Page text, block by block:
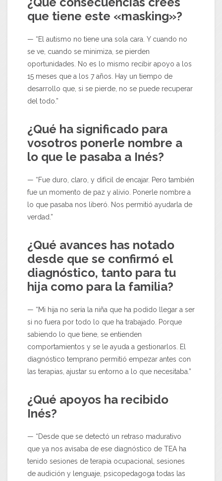
que tiene este «masking»?
— “El autismo no tiene una sola cara. Y cuando no
se ve, cuando se minimiza, se pierden
oportunidades. No es lo mismo recibir apoyo a los
15 meses que a los 7 años. Hay un tiempo de
desarrollo que, si se pierde, no se puede recuperar
del todo.”
¿Qué ha significado para
vosotros ponerle nombre a
lo que le pasaba a Inés?
— “Fue duro, claro, y difícil de encajar. Pero también
fue un momento de paz y alivio. Ponerle nombre a
lo que pasaba nos liberó. Nos permitió ayudarla de
verdad.”
¿Qué avances has notado
desde que se confirmó el
diagnóstico, tanto para tu
hija como para la familia?
— “Mi hija no sería la niña que ha podido llegar a ser
si no fuera por todo lo que ha trabajado. Porque
sabiendo lo que tiene, se entienden
comportamientos y se le ayuda a gestionarlos. El
diagnóstico temprano permitió empezar antes con
las terapias, ajustar su entorno a lo que necesitaba.”
¿Qué apoyos ha recibido
Inés?
— “Desde que se detectó un retraso madurativo
que ya nos avisaba de ese diagnóstico de TEA ha
tenido sesiones de terapia ocupacional, sesiones
de audición y lenguaje, psicopedagoga todas las